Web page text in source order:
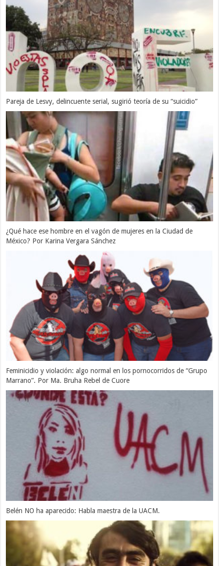
Pareja de Lesvy, delincuente serial, sugirió teoría de su “suicidio”
¿Qué hace ese hombre en el vagón de mujeres en la Ciudad de
México? Por Karina Vergara Sánchez
Feminicidio y violación: algo normal en los pornocorridos de “Grupo
Marrano”. Por Ma. Bruha Rebel de Cuore
Belén NO ha aparecido: Habla maestra de la UACM.